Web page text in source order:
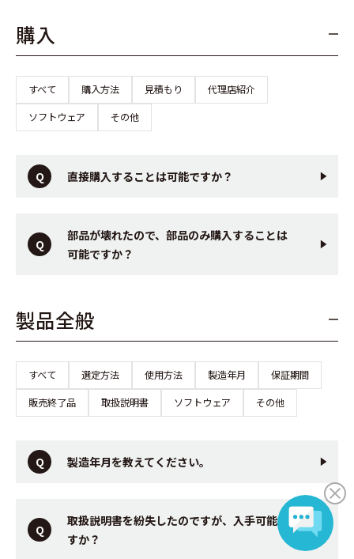
購入
すべて 購入方法 見積もり
代理店紹介
ソフトウェア
その他
直接購入することは可能ですか？
部品が壊れたので、部品のみ購入することは
可能ですか？
製品全般
すべて 選定方法 使用方法 製造年月
保証期間
販売終了品
取扱説明書 ソフトウェア その他
製造年月を教えてください。
取扱説明書を紛失したのですが、入手可能で
すか？